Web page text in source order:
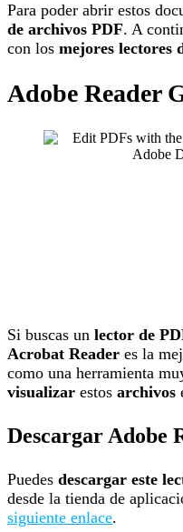
Para poder abrir estos
de archivos PDF. A
con los mejores lectores
Adobe Reader
Si buscas un lector de
Acrobat Reader es la
como una herramienta
visualizar estos archivos
Descargar Adobe
Puedes descargar este
desde la tienda de
siguiente enlace.